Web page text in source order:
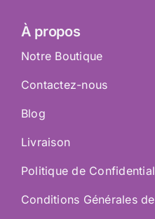
À propos
Notre Boutique
Contactez-nous
Blog
Livraison
Politique de
Conditions Générales